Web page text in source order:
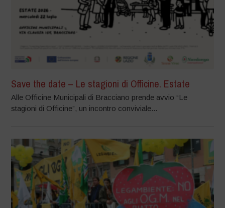
Save the date – Le stagioni di Officine. Estate
Alle Officine Municipali di Bracciano prende avvio “Le
stagioni di Officine”, un incontro conviviale...